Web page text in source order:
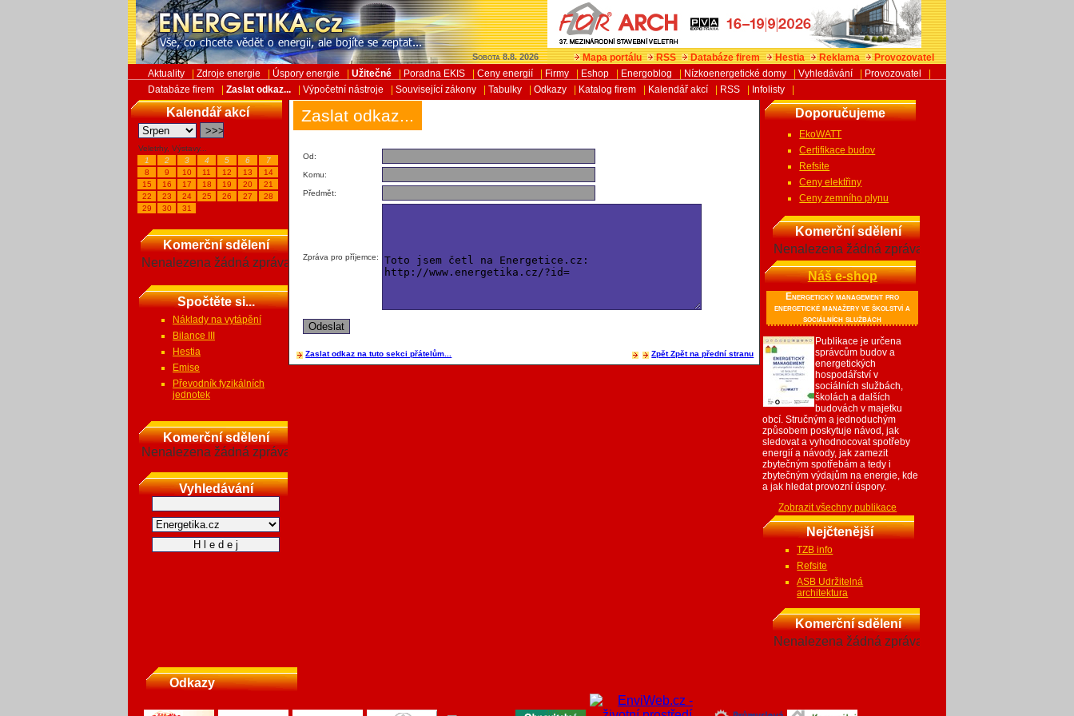
Sobota 8.8. 2026 Mapa portálu RSS Databáze firem Hestia Reklama
Provozovatel
Aktuality
Zdroje energie Úspory energie Užitečné Poradna EKIS Ceny energií Firmy Eshop Energoblog Nízkoenergetické domy Vyhledávání Provozovatel
Databáze firem
Zaslat odkaz... Výpočetní nástroje Související zákony Tabulky Odkazy Katalog firem Kalendář akcí RSS Infolisty
Kalendář akcí
Veletrhy, Výstavy...
1
2 3 4 5 6
7
8
9 10 11 12 13
14
15
16 17 18 19 20
21
22
23 24 25 26 27
28
29
30 31
Komerční sdělení
Nenalezena žádná zpráva
Spočtěte si...
Náklady na vytápění
Bilance III
Hestia
Emise
Převodník fyzikálních
jednotek
Komerční sdělení
Nenalezena žádná zpráva
Vyhledávání
Zaslat odkaz...
Od:
Komu:
Předmět:
Zpráva pro příjemce:
Zaslat odkaz na tuto sekci přátelům... ZpětZpět na přední stranu
Doporučujeme
EkoWATT
Certifikace budov
Refsite
Ceny elektřiny
Ceny zemního plynu
Komerční sdělení
Nenalezena žádná zpráva
Náš e-shop
Energetický management pro
energetické manažery ve školství a
sociálních službách
Publikace je určena
správcům budov a
energetických
hospodářství v
sociálních službách,
školách a dalších
budovách v majetku
obcí. Stručným a jednoduchým
způsobem poskytuje návod, jak
sledovat a vyhodnocovat spotřeby
energií a návody, jak zamezit
zbytečným spotřebám a tedy i
zbytečným výdajům na energie, kde
a jak hledat provozní úspory.
Zobrazit všechny publikace
Nejčtenější
TZB info
Refsite
ASB Udržitelná
architektura
Komerční sdělení
Nenalezena žádná zpráva
Odkazy